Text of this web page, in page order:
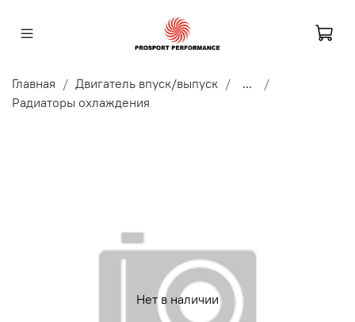
Главная Двигатель впуск/выпуск
...
Радиаторы охлаждения
Нет в наличии